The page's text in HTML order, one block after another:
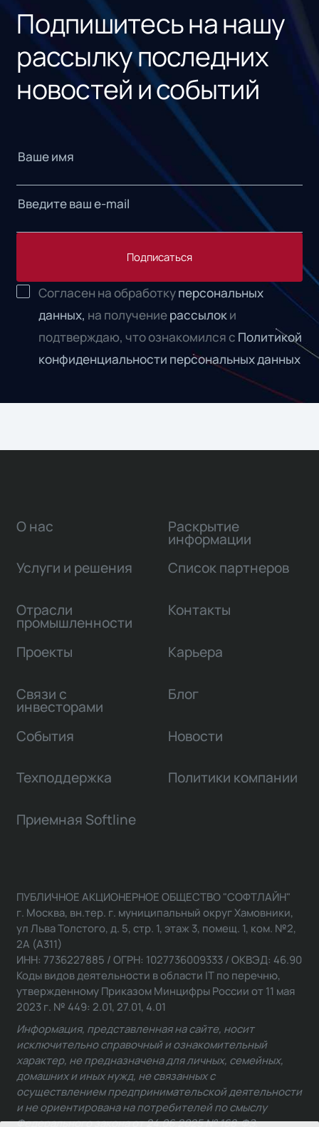
Подпишитесь на нашу
рассылку последних
новостей и событий
Подписаться
Согласен на обработкуперсональных
данных, на получениерассылоки
подтверждаю, что ознакомился с Политикой
конфиденциальности персональных данных
О нас
Услуги и решения
Отрасли
промышленности
Проекты
Связи с
инвесторами
Раскрытие
информации
Список партнеров
Контакты
Карьера
Блог
События Новости
Техподдержка Политики компании
Приемная Softline
ПУБЛИЧНОЕ АКЦИОНЕРНОЕ ОБЩЕСТВО "СОФТЛАЙН"
г. Москва, вн.тер. г. муниципальный округ Хамовники,
ул Льва Толстого, д. 5, стр. 1, этаж 3, помещ. 1, ком. №2,
2А (А311)
ИНН: 7736227885 / ОГРН: 1027736009333 / ОКВЭД: 46.90
Коды видов деятельности в области IT по перечню,
утвержденному Приказом Минцифры России от 11 мая
2023 г. № 449: 2.01, 27.01, 4.01
Информация, представленная на сайте, носит
исключительно справочный и ознакомительный
характер, не предназначена для личных, семейных,
домашних и иных нужд, не связанных с
осуществлением предпринимательской деятельности
и не ориентирована на потребителей по смыслу
Федерального закона от 24.06.2025 № 168-ФЗ.